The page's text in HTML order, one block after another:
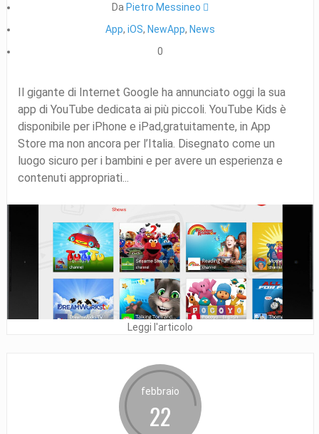
Da Pietro Messineo 
App, iOS, NewApp, News
0
Il gigante di Internet Google ha annunciato oggi la sua
app di YouTube dedicata ai più piccoli. YouTube Kids è
disponibile per iPhone e iPad,gratuitamente, in App
Store ma non ancora per l’Italia. Disegnato come un
luogo sicuro per i bambini e per avere un esperienza e
contenuti appropriati...
Leggi l'articolo
febbraio
22